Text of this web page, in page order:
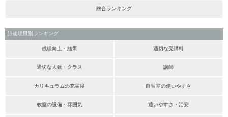
総合ランキング
評価項目別ランキング
成績向上・結果 適切な受講料
適切な人数・クラス 講師
カリキュラムの充実度 自習室の使いやすさ
教室の設備・雰囲気 通いやすさ・治安